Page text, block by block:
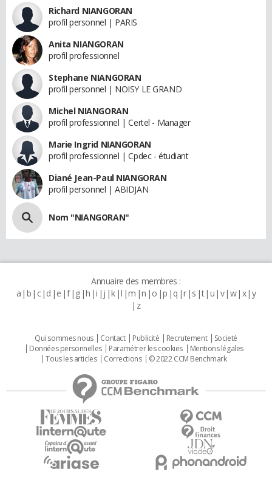
Richard NIANGORAN
profil personnel | PARIS
Anita NIANGORAN
profil professionnel
Stephane NIANGORAN
profil personnel | NOISY LE GRAND
Michel NIANGORAN
profil professionnel | Certel - Manager
Marie Ingrid NIANGORAN
profil professionnel | Cpdec - étudiant
Diané Jean-Paul NIANGORAN
profil personnel | ABIDJAN
Nom "NIANGORAN"
Annuaire des membres :
a b c d e f g h i j k l m n o p q r s t u v w x y
z
Qui sommes nous Contact Publicité Recrutement
Societé
Données personnelles
Paramétrer les cookies
Mentions légales
Tous les articles
Corrections © 2022 CCM Benchmark